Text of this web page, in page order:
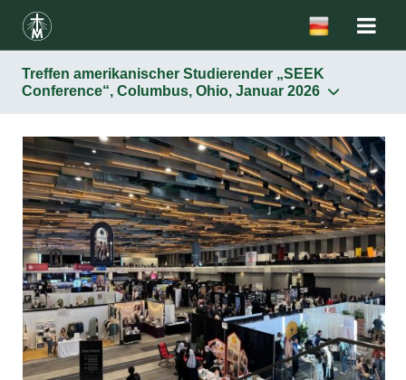
Treffen amerikanischer Studierender „SEEK
Conference“, Columbus, Ohio, Januar 2026